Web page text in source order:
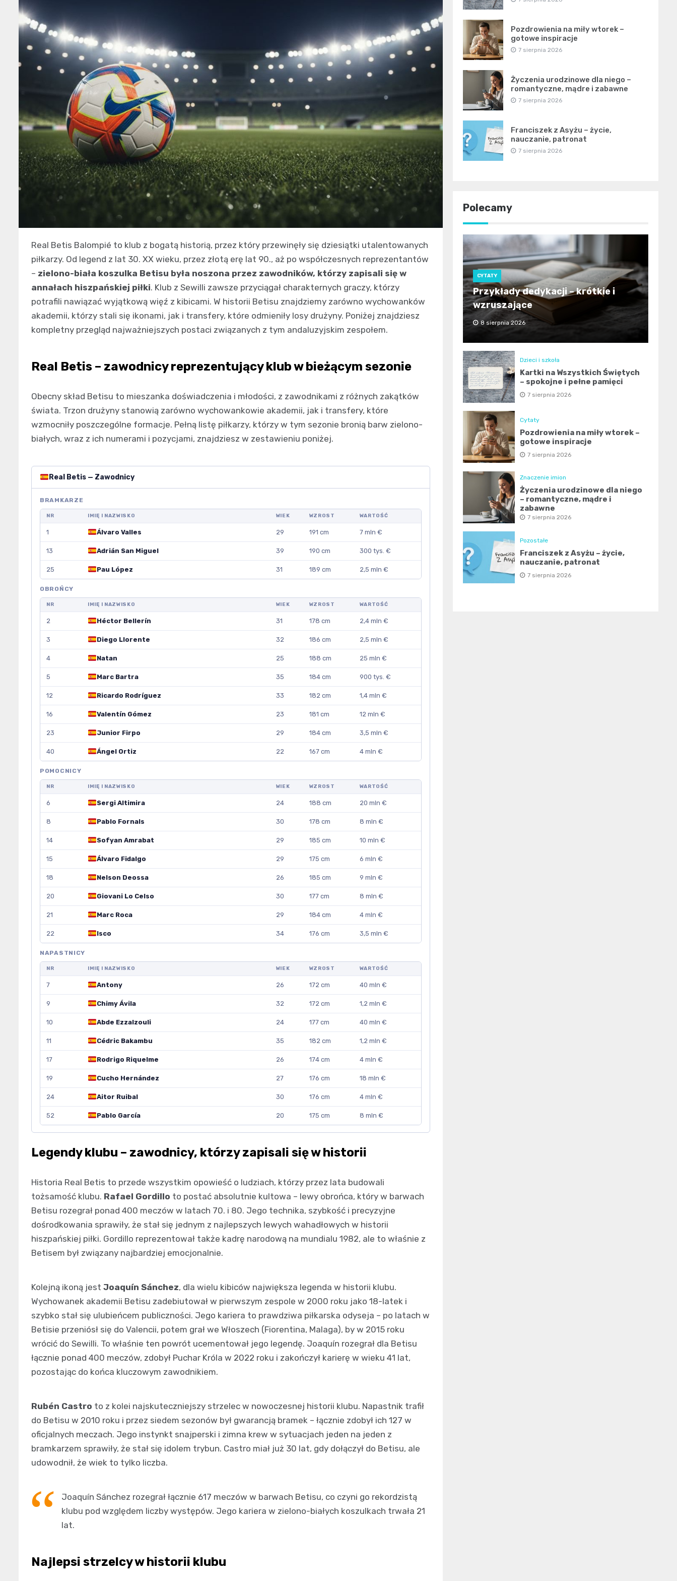
Real Betis Balompié to klub z bogatą historią, przez który przewinęły się dziesiątki utalentowanych
piłkarzy. Od legend z lat 30. XX wieku, przez złotą erę lat 90., aż po współczesnych reprezentantów
– zielono-biała koszulka Betisu była noszona przez zawodników, którzy zapisali się w
annałach hiszpańskiej piłki. Klub z Sewilli zawsze przyciągał charakternych graczy, którzy
potrafili nawiązać wyjątkową więź z kibicami. W historii Betisu znajdziemy zarówno wychowanków
akademii, którzy stali się ikonami, jak i transfery, które odmieniły losy drużyny. Poniżej znajdziesz
kompletny przegląd najważniejszych postaci związanych z tym andaluzyjskim zespołem.
Real Betis – zawodnicy reprezentujący klub w bieżącym sezonie
Obecny skład Betisu to mieszanka doświadczenia i młodości, z zawodnikami z różnych zakątków
świata. Trzon drużyny stanowią zarówno wychowankowie akademii, jak i transfery, które
wzmocniły poszczególne formacje. Pełną listę piłkarzy, którzy w tym sezonie bronią barw zielono-
białych, wraz z ich numerami i pozycjami, znajdziesz w zestawieniu poniżej.
Real Betis — Zawodnicy
BRAMKARZE
NR IMIĘ I NAZWISKO WIEK WZROST WARTOŚĆ
1 Álvaro Valles 29 191 cm 7 mln €
13 Adrián San Miguel 39 190 cm 300 tys. €
25 Pau López 31 189 cm 2,5 mln €
OBROŃCY
NR IMIĘ I NAZWISKO WIEK WZROST WARTOŚĆ
2 Héctor Bellerín 31 178 cm 2,4 mln €
3 Diego Llorente 32 186 cm 2,5 mln €
4 Natan 25 188 cm 25 mln €
5 Marc Bartra 35 184 cm 900 tys. €
12 Ricardo Rodríguez 33 182 cm 1,4 mln €
16 Valentín Gómez 23 181 cm 12 mln €
23 Junior Firpo 29 184 cm 3,5 mln €
40 Ángel Ortiz 22 167 cm 4 mln €
POMOCNICY
NR IMIĘ I NAZWISKO WIEK WZROST WARTOŚĆ
6 Sergi Altimira 24 188 cm 20 mln €
8 Pablo Fornals 30 178 cm 8 mln €
14 Sofyan Amrabat 29 185 cm 10 mln €
15 Álvaro Fidalgo 29 175 cm 6 mln €
18 Nelson Deossa 26 185 cm 9 mln €
20 Giovani Lo Celso 30 177 cm 8 mln €
21 Marc Roca 29 184 cm 4 mln €
22 Isco 34 176 cm 3,5 mln €
NAPASTNICY
NR IMIĘ I NAZWISKO WIEK WZROST WARTOŚĆ
7 Antony 26 172 cm 40 mln €
9 Chimy Ávila 32 172 cm 1,2 mln €
10 Abde Ezzalzouli 24 177 cm 40 mln €
11 Cédric Bakambu 35 182 cm 1,2 mln €
17 Rodrigo Riquelme 26 174 cm 4 mln €
19 Cucho Hernández 27 176 cm 18 mln €
24 Aitor Ruibal 30 176 cm 4 mln €
52 Pablo García 20 175 cm 8 mln €
Legendy klubu – zawodnicy, którzy zapisali się w historii
Historia Real Betis to przede wszystkim opowieść o ludziach, którzy przez lata budowali
tożsamość klubu. Rafael Gordillo to postać absolutnie kultowa – lewy obrońca, który w barwach
Betisu rozegrał ponad 400 meczów w latach 70. i 80. Jego technika, szybkość i precyzyjne
dośrodkowania sprawiły, że stał się jednym z najlepszych lewych wahadłowych w historii
hiszpańskiej piłki. Gordillo reprezentował także kadrę narodową na mundialu 1982, ale to właśnie z
Betisem był związany najbardziej emocjonalnie.
Kolejną ikoną jest Joaquín Sánchez, dla wielu kibiców największa legenda w historii klubu.
Wychowanek akademii Betisu zadebiutował w pierwszym zespole w 2000 roku jako 18-latek i
szybko stał się ulubieńcem publiczności. Jego kariera to prawdziwa piłkarska odyseja – po latach w
Betisie przeniósł się do Valencii, potem grał we Włoszech (Fiorentina, Malaga), by w 2015 roku
wrócić do Sewilli. To właśnie ten powrót ucementował jego legendę. Joaquín rozegrał dla Betisu
łącznie ponad 400 meczów, zdobył Puchar Króla w 2022 roku i zakończył karierę w wieku 41 lat,
pozostając do końca kluczowym zawodnikiem.
Rubén Castro to z kolei najskuteczniejszy strzelec w nowoczesnej historii klubu. Napastnik trafił
do Betisu w 2010 roku i przez siedem sezonów był gwarancją bramek – łącznie zdobył ich 127 w
oficjalnych meczach. Jego instynkt snajperski i zimna krew w sytuacjach jeden na jeden z
bramkarzem sprawiły, że stał się idolem trybun. Castro miał już 30 lat, gdy dołączył do Betisu, ale
udowodnił, że wiek to tylko liczba.
Joaquín Sánchez rozegrał łącznie 617 meczów w barwach Betisu, co czyni go rekordzistą
klubu pod względem liczby występów. Jego kariera w zielono-białych koszulkach trwała 21
lat.
Najlepsi strzelcy w historii klubu
Pozdrowienia na miły wtorek –
gotowe inspiracje
7 sierpnia 2026
Życzenia urodzinowe dla niego –
romantyczne, mądre i zabawne
7 sierpnia 2026
Franciszek z Asyżu – życie,
nauczanie, patronat
7 sierpnia 2026
Polecamy
CYTATY
Przykłady dedykacji – krótkie i
wzruszające
8 sierpnia 2026
Dzieci i szkoła
Kartki na Wszystkich Świętych
– spokojne i pełne pamięci
7 sierpnia 2026
Cytaty
Pozdrowienia na miły wtorek –
gotowe inspiracje
7 sierpnia 2026
Znaczenie imion
Życzenia urodzinowe dla niego
– romantyczne, mądre i
zabawne
7 sierpnia 2026
Pozostałe
Franciszek z Asyżu – życie,
nauczanie, patronat
7 sierpnia 2026